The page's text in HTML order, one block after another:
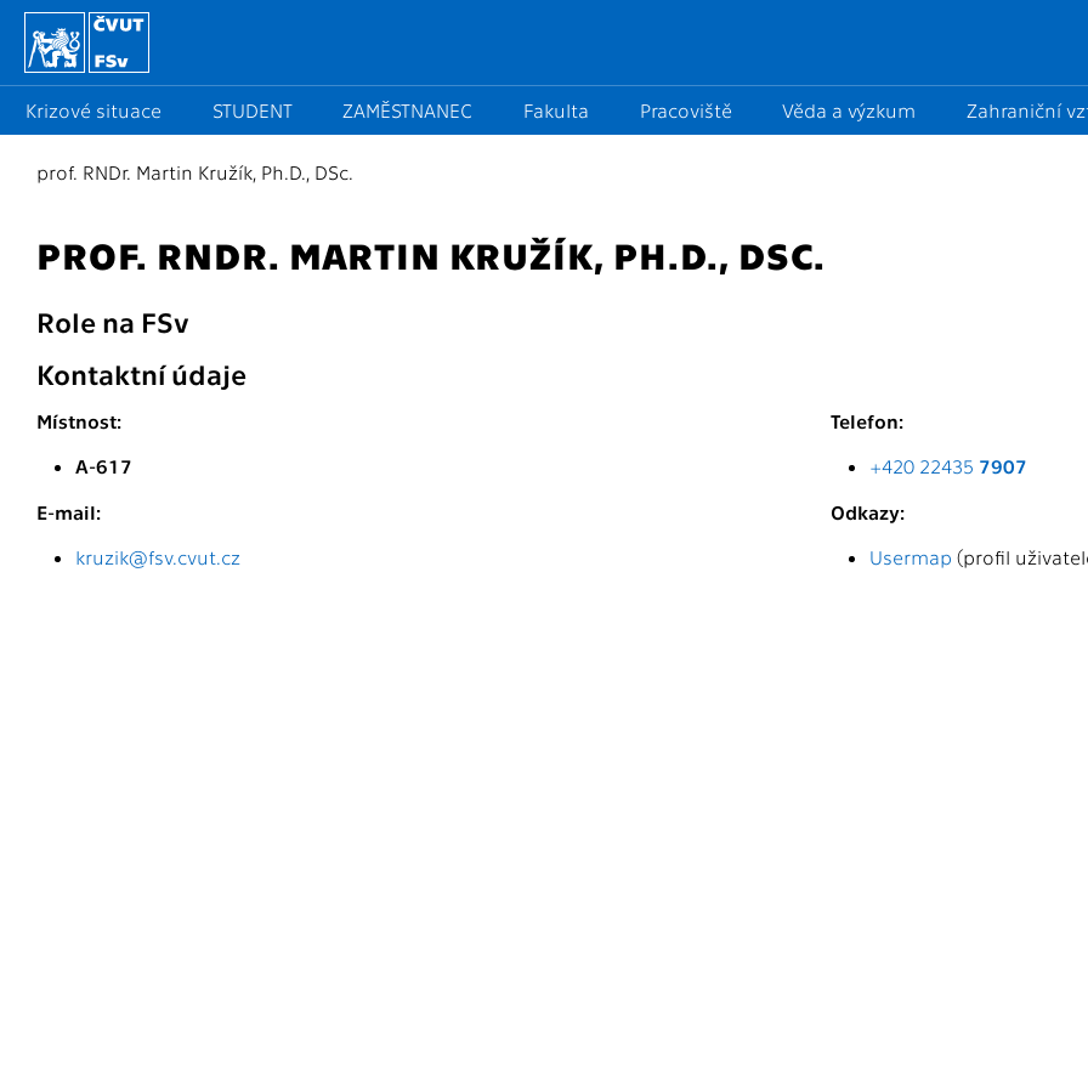
Krizové situace STUDENT ZAMĚSTNANEC Fakulta Pracoviště Věda a výzkum Zahraniční
prof. RNDr. Martin Kružík, Ph.D., DSc.
PROF. RNDR. MARTIN KRUŽÍK, PH.D., DSC.
Role na FSv
Kontaktní údaje
Místnost:
A-617
Telefon:
+420 22435 7907
E-mail:
kruzik@fsv.cvut.cz
Odkazy:
Usermap (profil